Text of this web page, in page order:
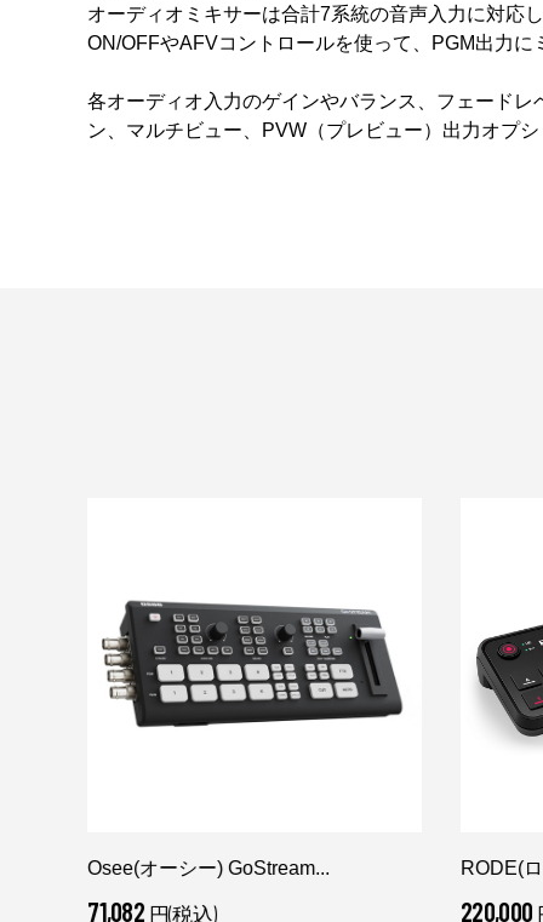
オーディオミキサーは合計7系統の音声入力に対応
ON/OFFやAFVコントロールを使って、PGM出力
各オーディオ入力のゲインやバランス、フェード
ン、マルチビュー、PVW（プレビュー）出力オプ
Osee(オーシー) GoStream...
71,082 円(税込)
RODE(
220,000